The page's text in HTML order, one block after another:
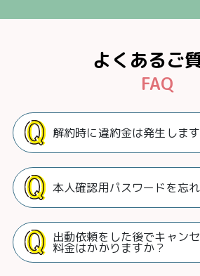
よくあるご
FAQ
解約時に違約金は発生しま
本人確認用パスワードを忘れ
出動依頼をした後でキャンセ
料金はかかりますか？